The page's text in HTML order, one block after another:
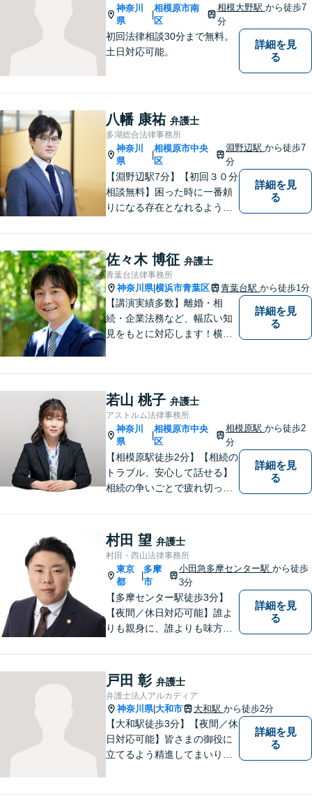
神奈川
県
相模原市南
区
相模大野駅 から徒歩7
分
初回法律相談30分まで無料。
土日対応可能。
詳細を見
る
八幡 康祐 弁護士
多湖総合法律事務所
神奈川
県
相模原市中央
区
淵野辺駅から徒歩7
分
【淵野辺駅7分】【初回３０分
相談無料】困った時に一番頼
りになる存在となれるよう、
題解決を心がけております。
お電話の際に『ココナラ経由
で八幡弁護士に相談希望』と
お伝え下さい。
詳細を見
る
佐々木 博征 弁護士
青葉台法律事務所
神奈川県|横浜市青葉区 青葉台駅 から徒歩1分
【講演実績多数】離婚・相
続・企業法務など、幅広い知
見をもとに対応します！横
り】負債総額数億円の倒産申
立ての実績あり【完全個室】
【青葉台駅1分】【複数弁護士
在籍】
詳細を見
る
若山 桃子 弁護士
アストルム法律事務所
神奈川
県
相模原市中央
区
相模原駅から徒歩2
分
【相模原駅徒歩2分】【相続の
トラブル、安心して話せる】
相続の争いごとで疲れ切って
貫対応、トラブルの解決を目
指します。遺産分割協議・遺
留分・調停・裁判にも対応。
詳細を見
る
村田 望 弁護士
村田・西山法律事務所
東京
都
多摩
市
小田急多摩センター駅 から徒歩
3分
【多摩センター駅徒歩3分】
【夜間／休日対応可能】誰よ
りも親身に、誰よりも味方で
す。企業法務／相続問題／離
婚問題／不動産問題／刑事事
件など、幅広く対応可能。迅
速かつ適切な対応を心掛けて
おります。
詳細を見
る
戸田 彰 弁護士
弁護士法人アルカディア
神奈川県|大和市 大和駅 から徒歩2分
【大和駅徒歩3分】【夜間／休
日対応可能】皆さまの御役に
立てるよう精進してまいりま
詳細を見
る